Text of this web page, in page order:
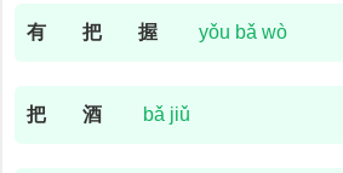
有 把 握 yǒu bǎ wò
把 酒 bǎ jiǔ